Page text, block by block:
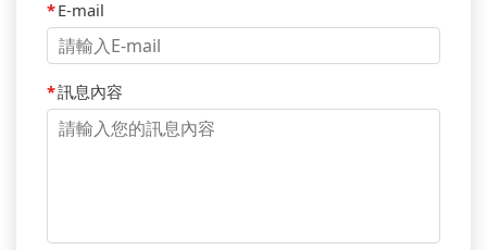
*E-mail
*訊息內容